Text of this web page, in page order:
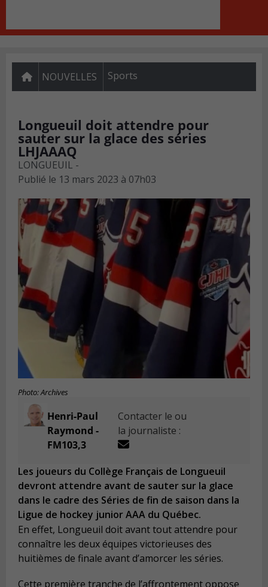
NOUVELLES Sports
Longueuil doit attendre pour
sauter sur la glace des séries
LHJAAAQ
LONGUEUIL -
Publié le 13 mars 2023 à 07h03
Photo: Archives
Henri-Paul
Raymond -
FM103,3
Contacter le ou
la journaliste :
Les joueurs du Collège Français de Longueuil
devront attendre avant de sauter sur la glace
dans le cadre des Séries de fin de saison dans la
Ligue de hockey junior AAA du Québec.
En effet, Longueuil doit avant tout attendre pour
connaître les deux équipes victorieuses des
huitièmes de finale avant d’amorcer les séries.
Cette première tranche de l’affrontement oppose